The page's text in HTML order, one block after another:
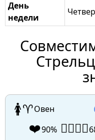
День
недели
🚺♈Овен
❤️90% 👩‍❤️‍💋‍👨